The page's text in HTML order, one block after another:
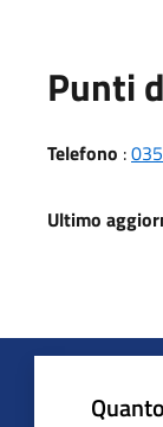
Punti
Telefono :
Ultimo